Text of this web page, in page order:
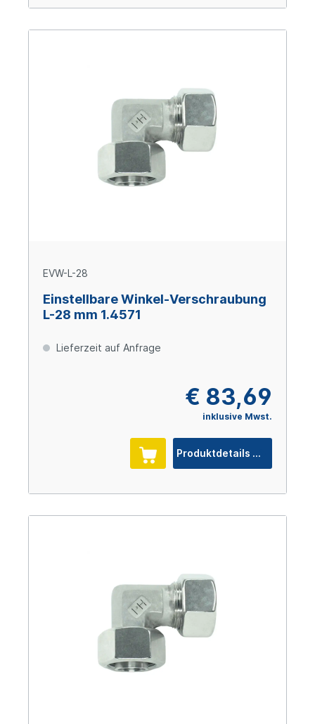
EVW-L-28
Einstellbare Winkel-Verschraubung
L-28 mm 1.4571
Lieferzeit auf Anfrage
€ 83,69
inklusive Mwst.
Produktdetails